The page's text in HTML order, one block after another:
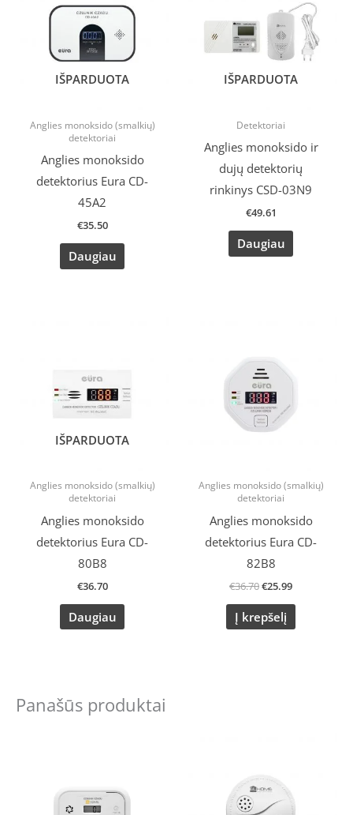
IŠPARDUOTA
Anglies monoksido (smalkių)
detektoriai
Anglies monoksido
detektorius Eura CD-
45A2
€35.50
Daugiau
IŠPARDUOTA
Detektoriai
Anglies monoksido ir
dujų detektorių
rinkinys CSD-03N9
€49.61
Daugiau
IŠPARDUOTA
Anglies monoksido (smalkių)
detektoriai
Anglies monoksido
detektorius Eura CD-
80B8
€36.70
Daugiau
Anglies monoksido (smalkių)
detektoriai
Anglies monoksido
detektorius Eura CD-
82B8
€36.70
€36.70.
€25.99
Į krepšelį
Panašūs produktai